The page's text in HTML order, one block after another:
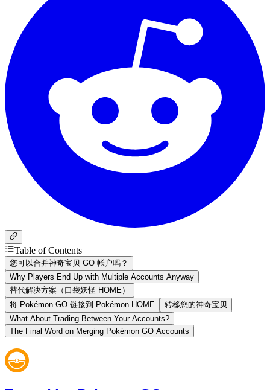
Table of Contents
您可以合并神奇宝贝 GO 帐户吗？
Why Players End Up with Multiple Accounts Anyway
替代解决方案（口袋妖怪 HOME）
将 Pokémon GO 链接到 Pokémon HOME
转移您的神奇宝贝
What About Trading Between Your Accounts?
The Final Word on Merging Pokémon GO Accounts